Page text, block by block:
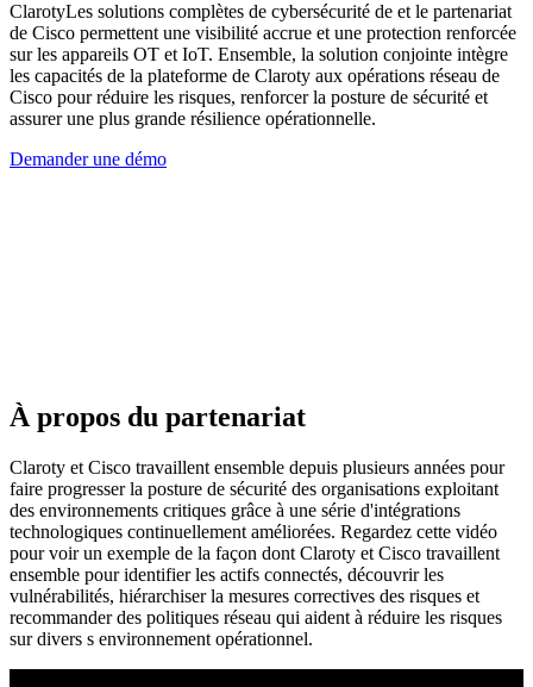
ClarotyLes solutions complètes de cybersécurité de et le partenariat
de Cisco permettent une visibilité accrue et une protection renforcée
sur les appareils OT et IoT. Ensemble, la solution conjointe intègre
les capacités de la plateforme de Claroty aux opérations réseau de
Cisco pour réduire les risques, renforcer la posture de sécurité et
assurer une plus grande résilience opérationnelle.
Demander une démo
À propos du partenariat
Claroty et Cisco travaillent ensemble depuis plusieurs années pour
faire progresser la posture de sécurité des organisations exploitant
des environnements critiques grâce à une série d'intégrations
technologiques continuellement améliorées. Regardez cette vidéo
pour voir un exemple de la façon dont Claroty et Cisco travaillent
ensemble pour identifier les actifs connectés, découvrir les
vulnérabilités, hiérarchiser la mesures correctives des risques et
recommander des politiques réseau qui aident à réduire les risques
sur divers s environnement opérationnel.